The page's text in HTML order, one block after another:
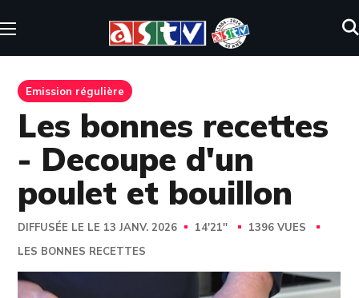
Emission régulière
Les bonnes recettes
- Decoupe d'un
poulet et bouillon
DIFFUSÉE LE LE 13 JANV. 2026 14'21''
1396 VUES
LES BONNES RECETTES